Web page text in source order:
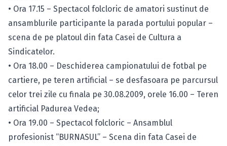
• Ora 17.15 – Spectacol folcloric de amatori sustinut de
ansamblurile participante la parada portului popular –
scena de pe platoul din fata Casei de Cultura a
Sindicatelor.
• Ora 18.00 – Deschiderea campionatului de fotbal pe
cartiere, pe teren artificial – se desfasoara pe parcursul
celor trei zile cu finala pe 30.08.2009, orele 16.00 – Teren
artificial Padurea Vedea;
• Ora 19.00 – Spectacol folcloric – Ansamblul
profesionist “BURNASUL” – Scena din fata Casei de